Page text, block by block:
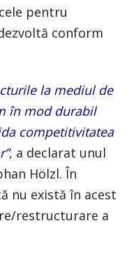
pentru
conform
la mediul de
în mod durabil
competitivitatea
, a declarat unul
Hölzl. În
nu există în acest
restructurare a